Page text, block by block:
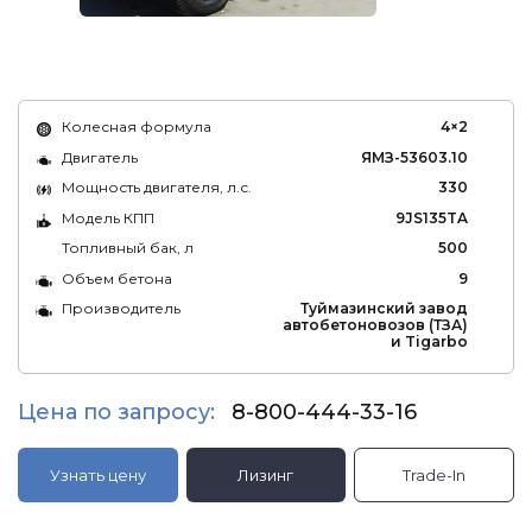
Колесная формула
4×2
Двигатель
ЯМЗ-53603.10
Мощность двигателя, л.с.
330
Модель КПП
9JS135TA
Топливный бак, л
500
Объем бетона
9
Производитель
Туймазинский завод
автобетоновозов (ТЗА)
и Tigarbo
Цена по запросу: 8-800-444-33-16
Узнать цену Лизинг Trade-In